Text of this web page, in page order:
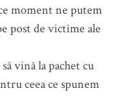
moment ne putem
post de victime ale
vină la pachet cu
ceea ce spunem